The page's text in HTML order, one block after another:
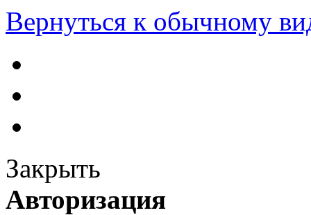
Вернуться к обычному
Закрыть
Авторизация